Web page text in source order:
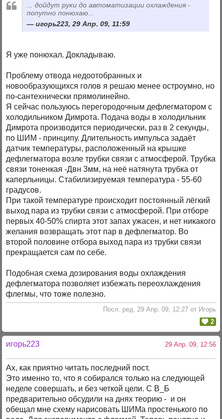
... дойдут руки до автоматизации охлаждения -
попутно понюхаю...
игорь223, 29 Апр. 09, 11:59
Я уже понюхал. Докладываю.
Проблему отвода недоотобранных и
новообразующихся голов я решаю менее остроумно, но
по-сантехнически прямолинейно.
Я сейчас пользуюсь перегородочным дефлегматором с
холодильником Димрота. Подача воды в холодильник
Димрота производится периодически, раз в 2 секунды,
по ШИМ - принципу. Длительность импульса задаёт
датчик температуры, расположенный на крышке
дефлегматора возле трубки связи с атмосферой. Трубка
связи тоненкая -Двн 3мм, на неё натянута трубка от
каперльницы. Стабилизируемая температура - 55-60
градусов.
При такой температуре происходит постоянный лёгкий
выход пара из трубки связи с атмосферой. При отборе
первых 40-50% спирта этот запах ужасен, и нет никакого
желания возвращать этот пар в дефлегматор. Во
второй половине отбора выход пара из трубки связи
прекращается сам по себе.
Подобная схема дозирования воды охлаждения
дефлегматора позволяет избежать переохлаждения
флегмы, что тоже полезно.
Посл. ред. 29 Апр. 09, 12:27 от Игорь
2
игорь223 29 Апр. 09, 12:56
Ах, как приятно читать последний пост.
Это именно то, что я собирался только на следующей
неделе совершать, и без четкой цели. С В_Б
предварительно обсудили на днях теорию - и он
обещал мне схему нарисовать ШИМа простенького по